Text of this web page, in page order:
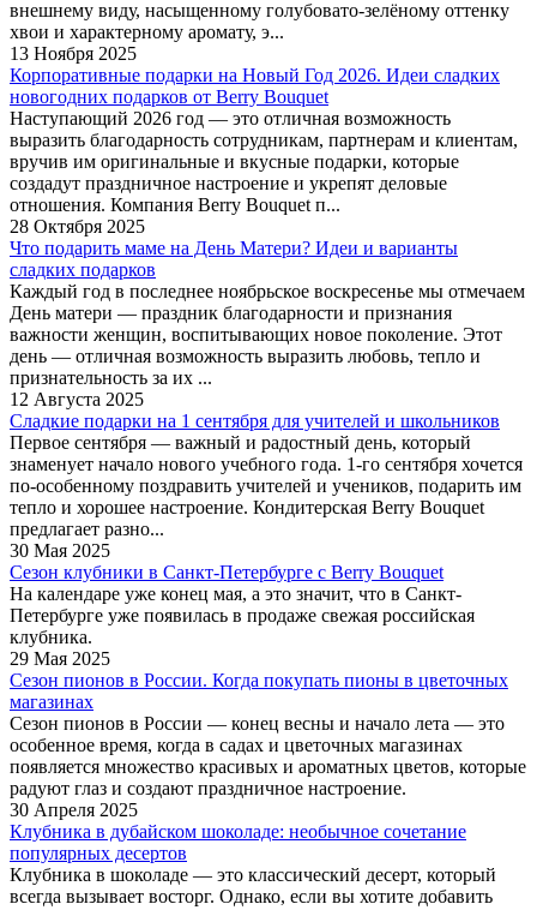
внешнему виду, насыщенному голубовато-зелёному оттенку
хвои и характерному аромату, э...
13 Ноября 2025
Корпоративные подарки на Новый Год 2026. Идеи сладких
новогодних подарков от Berry Bouquet
Наступающий 2026 год — это отличная возможность
выразить благодарность сотрудникам, партнерам и клиентам,
вручив им оригинальные и вкусные подарки, которые
создадут праздничное настроение и укрепят деловые
отношения. Компания Berry Bouquet п...
28 Октября 2025
Что подарить маме на День Матери? Идеи и варианты
сладких подарков
Каждый год в последнее ноябрьское воскресенье мы отмечаем
День матери — праздник благодарности и признания
важности женщин, воспитывающих новое поколение. Этот
день — отличная возможность выразить любовь, тепло и
признательность за их ...
12 Августа 2025
Сладкие подарки на 1 сентября для учителей и школьников
Первое сентября — важный и радостный день, который
знаменует начало нового учебного года. 1-го сентября хочется
по-особенному поздравить учителей и учеников, подарить им
тепло и хорошее настроение. Кондитерская Berry Bouquet
предлагает разно...
30 Мая 2025
Сезон клубники в Санкт-Петербурге c Berry Bouquet
На календаре уже конец мая, а это значит, что в Санкт-
Петербурге уже появилась в продаже свежая российская
клубника.
29 Мая 2025
Сезон пионов в России. Когда покупать пионы в цветочных
магазинах
Сезон пионов в России — конец весны и начало лета — это
особенное время, когда в садах и цветочных магазинах
появляется множество красивых и ароматных цветов, которые
радуют глаз и создают праздничное настроение.
30 Апреля 2025
Клубника в дубайском шоколаде: необычное сочетание
популярных десертов
Клубника в шоколаде — это классический десерт, который
всегда вызывает восторг. Однако, если вы хотите добавить